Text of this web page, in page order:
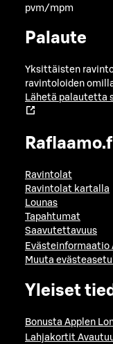
pvm/mpm
Palaute
Yksittäisten
ravintoloiden
Lähetä palautetta
Ravintolat
Ravintolat kartalla
Lounas
Tapahtumat
Saavutettavuus
Evästeinformaatio
Muuta
Yleiset
Bonusta Applen
Lahjakortit